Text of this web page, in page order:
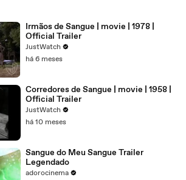
Irmãos de Sangue | movie | 1978 |
Official Trailer
JustWatch
há 6 meses
Corredores de Sangue | movie | 1958 |
Official Trailer
JustWatch
há 10 meses
Sangue do Meu Sangue Trailer
Legendado
adorocinema